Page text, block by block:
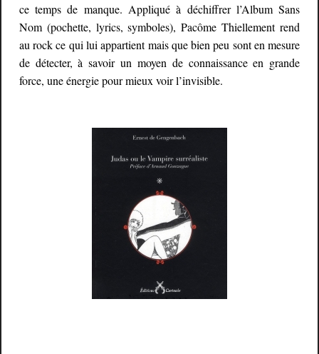
ce temps de manque. Appliqué à déchiffrer l’Album Sans
Nom (pochette, lyrics, symboles), Pacôme Thiellement rend
au rock ce qui lui appartient mais que bien peu sont en mesure
de détecter, à savoir un moyen de connaissance en grande
force, une énergie pour mieux voir l’invisible.